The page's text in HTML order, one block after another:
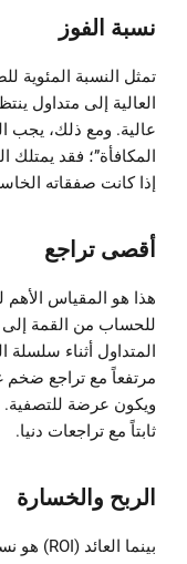
نسبة الفوز
تمثل النسبة المئوية
العالية إلى متداول
عالية. ومع ذلك، يجب
إذا كانت صفقاته
أقصى تراجع
هذا هو المقياس
للحساب من القمة إلى
المتداول أثناء سلسلة
مرتفعاً مع تراجع ضخم
ويكون عرضة للتصفية.
ثابتاً مع تراجعات دنيا.
الربح والخسارة